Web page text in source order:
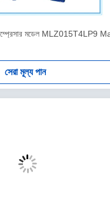
মডেল MLZ015T4LP9
সেরা মূল্য পান